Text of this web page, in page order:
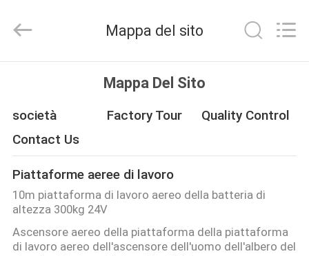
PRODOTTI
VIDEO
CIRCA
NOI
MACHINERY
Rights
Mappa del sito
Mappa Del Sito
società Factory Tour
Quality Control
Contact Us
Piattaforme aeree di lavoro
10m piattaforma di lavoro aereo della batteria di
altezza 300kg 24V
Ascensore aereo della piattaforma della piattaforma
di lavoro aereo dell'ascensore dell'uomo dell'albero del